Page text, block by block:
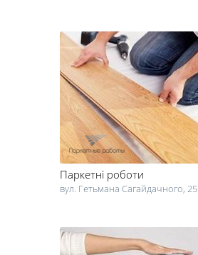
Паркетні роботи
вул. Гетьмана Сагайдачного,